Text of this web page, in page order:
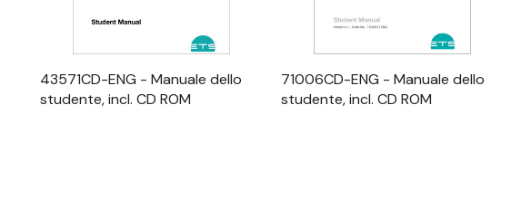
43571CD-ENG - Manuale dello
studente, incl. CD ROM
71006CD-ENG - Manuale dello
studente, incl. CD ROM